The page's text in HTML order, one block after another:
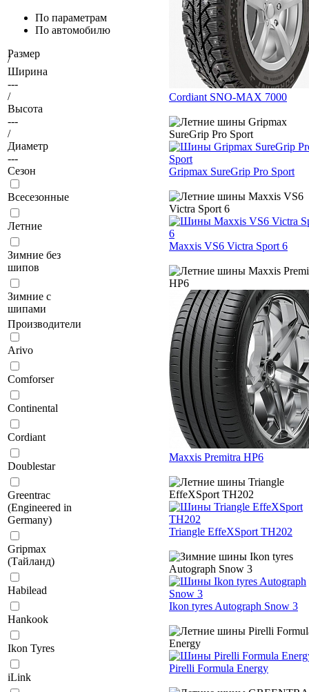
По параметрам
По автомобилю
Размер
/
Ширина
---
/
Высота
---
/
Диаметр
---
Сезон
Всесезонные
Летние
Зимние без
шипов
Зимние с
шипами
Производители
Arivo
Comforser
Continental
Cordiant
Doublestar
Greentrac
(Engineered in
Germany)
Gripmax
(Тайланд)
Habilead
Hankook
Ikon Tyres
iLink
Cordiant SNO-MAX 7000
Gripmax SureGrip Pro Sport
Maxxis VS6 Victra Sport 6
Maxxis Premitra HP6
Triangle EffeXSport TH202
Ikon tyres Autograph Snow 3
Pirelli Formula Energy